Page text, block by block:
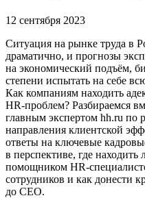
12 сентября 2023
Ситуация на рынке труда в
драматично, и прогнозы
на экономический подъём,
степени испытать на себе
Как компаниям находить
HR-проблем? Разбираемся
главным экспертом hh.ru по
направления клиентской
ответы на ключевые
в перспективе, где
помощником HR-
сотрудников и как донести
до CEO.